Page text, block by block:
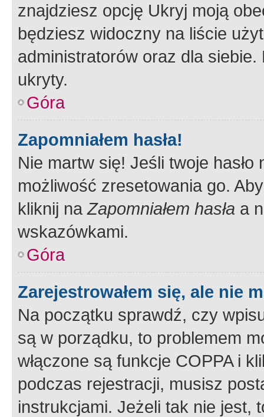
znajdziesz opcję Ukryj moją
będziesz widoczny na liście
administratorów oraz dla
ukryty.
Góra
Zapomniałem hasła!
Nie martw się! Jeśli twoje
możliwość zresetowania go.
kliknij naZapomniałem hasła a
wskazówkami.
Góra
Zarejestrowałem się, ale nie
Na początku sprawdź, czy
są w porządku, to problemem
włączone są funkcje COPPA i
podczas rejestracji, musisz
instrukcjami. Jeżeli tak nie jest,